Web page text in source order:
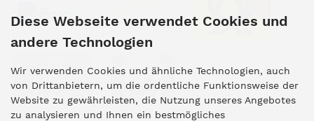
Diese Webseite verwendet Cookies und
andere Technologien
Wir verwenden Cookies und ähnliche Technologien, auch
von Drittanbietern, um die ordentliche Funktionsweise der
Website zu gewährleisten, die Nutzung unseres Angebotes
zu analysieren und Ihnen ein bestmögliches